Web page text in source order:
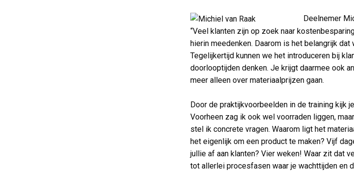
Deelnemer
“Veel klanten zijn op zoek naar
hierin meedenken. Daarom is het belangrijk
Tegelijkertijd kunnen we het introduceren bij
doorlooptijden denken. Je krijgt daarmee ook
meer alleen over materiaalprijzen gaan.
Door de praktijkvoorbeelden in de training kijk
Voorheen zag ik ook wel voorraden liggen,
stel ik concrete vragen. Waarom ligt het
het eigenlijk om een product te maken? Vijf
jullie af aan klanten? Vier weken! Waar zit dat
tot allerlei procesfasen waar je wachttijden en